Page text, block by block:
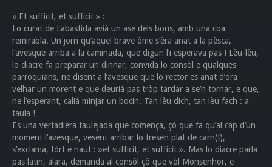
« Et sufficit, et sufficit » :
Lo curat de Labastida aviá un ase dels bons, amb una coa
remirabla. Un jorn qu’aquel brave òme s’èra anat a la pèsca,
l’avesque arriba a la caminada, que digun l’i esperava pas ! Lèu-lèu,
lo diacre fa preparar un dinnar, convida lo consòl e qualques
parroquians, ne disent a l’avesque que lo rector es anat d’ora
velhar un morent e que deuriá pas tròp tardar a se’n tornar, e que,
ne l’esperant, caliá minjar un bocin. Tan lèu dich, tan lèu fach : a
taula !
Es una vertadièra taulejada que comença, çò que fa qu’al cap d’un
moment l’avesque, vesent arribar lo tresen plat de carn(!),
s’exclama, fòrt e naut : »et sufficit, et sufficit ». Mas lo diacre parla
pas latin, alara, demanda al consòl çò que vòl Monsenhor, e